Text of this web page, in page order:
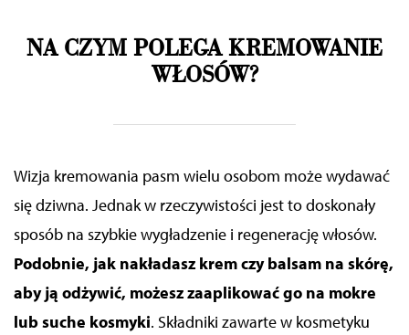
NA CZYM POLEGA KREMOWANIE
WŁOSÓW?
Wizja kremowania pasm wielu osobom może wydawać
się dziwna. Jednak w rzeczywistości jest to doskonały
sposób na szybkie wygładzenie i regenerację włosów.
Podobnie, jak nakładasz krem czy balsam na skórę,
aby ją odżywić, możesz zaaplikować go na mokre
lub suche kosmyki. Składniki zawarte w kosmetyku